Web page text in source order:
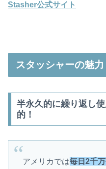
Stasher公式サイト
スタッシャーの魅力
半永久的に繰り返し
的！
アメリカでは毎日2千